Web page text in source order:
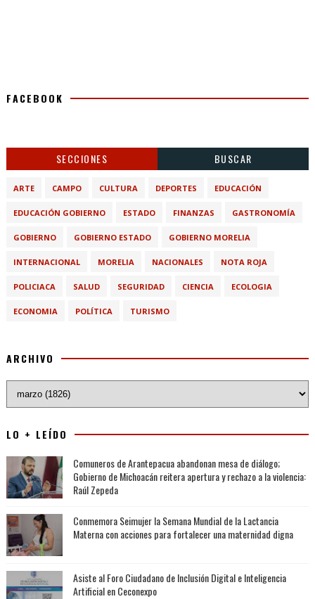
FACEBOOK
SECCIONES BUSCAR
ARTE CAMPO CULTURA DEPORTES EDUCACIÓN
EDUCACIÓN GOBIERNO ESTADO FINANZAS GASTRONOMÍA
GOBIERNO GOBIERNO ESTADO GOBIERNO MORELIA
INTERNACIONAL MORELIA NACIONALES NOTA ROJA
POLICIACA SALUD SEGURIDAD CIENCIA ECOLOGIA
ECONOMIA POLÍTICA TURISMO
ARCHIVO
LO + LEÍDO
Comuneros de Arantepacua abandonan mesa de diálogo;
Gobierno de Michoacán reitera apertura y rechazo a la violencia:
Raúl Zepeda
Conmemora Seimujer la Semana Mundial de la Lactancia
Materna con acciones para fortalecer una maternidad digna
Asiste al Foro Ciudadano de Inclusión Digital e Inteligencia
Artificial en Ceconexpo